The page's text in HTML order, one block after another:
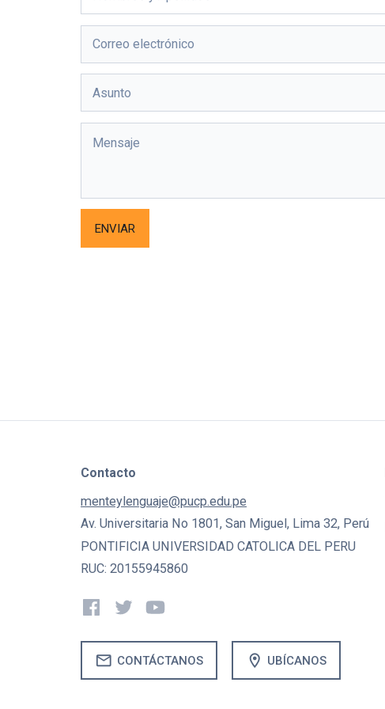
Contacto
menteylenguaje@pucp.edu.pe
Av. Universitaria No 1801, San Miguel, Lima 32, Perú
PONTIFICIA UNIVERSIDAD CATOLICA DEL PERU
RUC: 20155945860
mail CONTÁCTANOS location_on UBÍCANOS